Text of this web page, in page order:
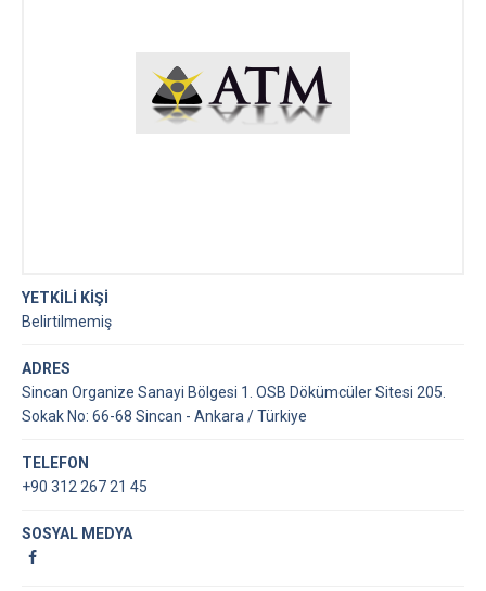
YETKİLİ KİŞİ
Belirtilmemiş
ADRES
Sincan Organize Sanayi Bölgesi 1. OSB Dökümcüler Sitesi 205.
Sokak No: 66-68 Sincan - Ankara / Türkiye
TELEFON
+90 312 267 21 45
SOSYAL MEDYA